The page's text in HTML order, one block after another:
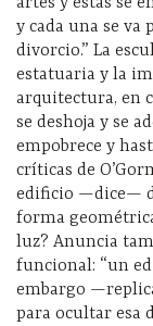
y cada una se va
divorcio.” La
estatuaria y la
arquitectura, en
se deshoja y se
empobrece y
críticas de
edificio —dice—
forma
luz? Anuncia
funcional: “un
embargo
para ocultar esa